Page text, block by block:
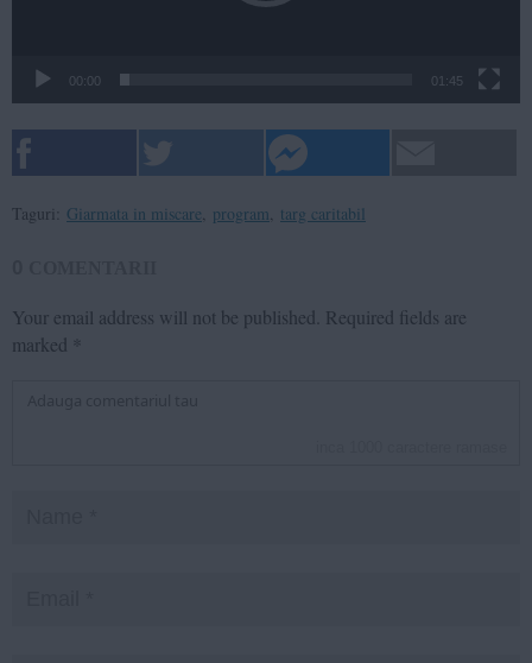
00:00 01:45
Taguri: Giarmata in miscare program targ caritabil
Your email address will not be published. Required fields are
marked *